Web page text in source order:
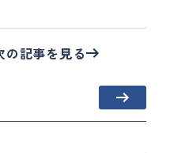
の記事を見る